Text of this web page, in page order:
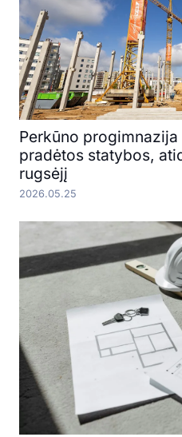
Perkūno
pradėtos statybos,
rugsėjį
2026.05.25